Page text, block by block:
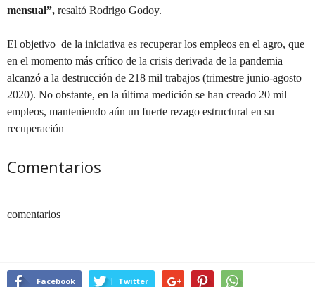
mensual”, resaltó Rodrigo Godoy.
El objetivo de la iniciativa es recuperar los empleos en el agro, que
en el momento más crítico de la crisis derivada de la pandemia
alcanzó a la destrucción de 218 mil trabajos (trimestre junio-agosto
2020). No obstante, en la última medición se han creado 20 mil
empleos, manteniendo aún un fuerte rezago estructural en su
recuperación
Comentarios
comentarios
Facebook Twitter